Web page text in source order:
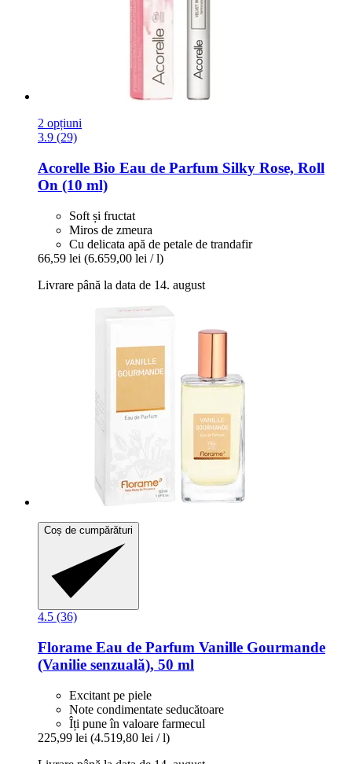
2 opțiuni
3.9 (29)
Acorelle Bio Eau de Parfum Silky Rose, Roll
On (10 ml)
Soft și fructat
Miros de zmeura
Cu delicata apă de petale de trandafir
66,59 lei (6.659,00 lei / l)
Livrare până la data de 14. august
Coș de cumpărături
4.5 (36)
Florame Eau de Parfum Vanille Gourmande
(Vanilie senzuală), 50 ml
Excitant pe piele
Note condimentate seducătoare
Îți pune în valoare farmecul
225,99 lei (4.519,80 lei / l)